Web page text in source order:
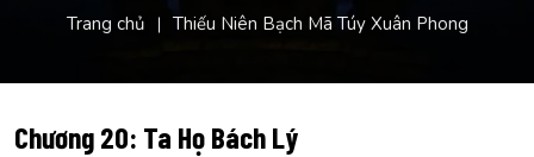
Trang chủ Thiếu Niên Bạch Mã Túy Xuân Phong
Chương 20: Ta Họ Bách Lý